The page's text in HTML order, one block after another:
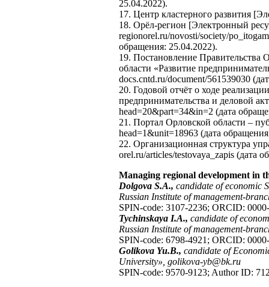
25.04.2022).
17. Центр кластерного развития
18. Орёл-регион [Электронный
regionorel.ru/novosti/society/
обращения: 25.04.2022).
19. Постановление
области «Развитие
docs.cntd.ru/document/561539030
20. Годовой отчёт о ходе
предпринимательства и деловой
head=20&part=34&in=2 (дата
21. Портал Орловской области –
head=1&unit=18963 (дата
22. Организационная структура
orel.ru/articles/testovaya_zapis (дата
Managing regional development in
Dolgova S.A., candidate of economic
Russian Institute of management-
SPIN-code: 3107-2236; ORCID:
Tychinskaya I.A., candidate of
Russian Institute of management-
SPIN-code: 6798-4921; ORCID:
Golikova Yu.B., candidate of
University», golikova-yb@bk.ru
SPIN-code: 9570-9123; Author ID: